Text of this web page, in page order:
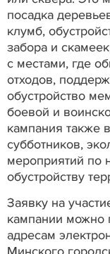
посадка
клумб,
забора и
с местами, где
отходов,
обустройство
боевой и
кампания также
субботников,
мероприятий по
обустройству
Заявку на
кампании можно
адресам